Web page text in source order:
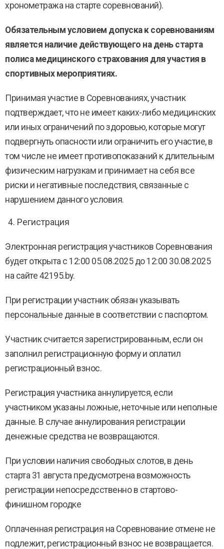
хронометража на старте соревнований).
Обязательным условием допуска к соревнованиям
является наличие действующего на день старта
полиса медицинского страхования для участия в
спортивных мероприятиях.
Принимая участие в Соревнованиях, участник
подтверждает, что не имеет каких-либо медицинских
или иных ограничений по здоровью, которые могут
подвергнуть опасности или ограничить его участие, в
том числе не имеет противопоказаний к длительным
физическим нагрузкам и принимает на себя все
риски и негативные последствия, связанные с
нарушением данного условия.
Регистрация
Электронная регистрация участников Соревнования
будет открыта с 12:00 05.08.2025 до 12:00 30.08.2025
на сайте 42195.by.
При регистрации участник обязан указывать
персональные данные в соответствии с паспортом.
Участник считается зарегистрированным, если он
заполнил регистрационную форму и оплатил
регистрационный взнос.
Регистрация участника аннулируется, если
участником указаны ложные, неточные или неполные
данные. В случае аннулирования регистрации
денежные средства не возвращаются.
При условии наличия свободных слотов, в день
старта 31 августа предусмотрена возможность
регистрации непосредсственно в стартово-
финишном городке
Оплаченная регистрация на Соревнование отмене не
подлежит, регистрационный взнос не возвращается.